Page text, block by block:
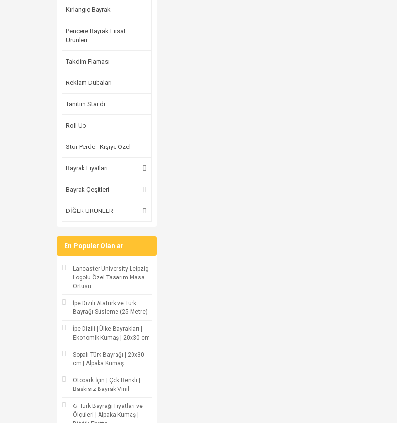
Kırlangıç Bayrak
Pencere Bayrak Fırsat
Ürünleri
Takdim Flaması
Reklam Dubaları
Tanıtım Standı
Roll Up
Stor Perde - Kişiye Özel
Bayrak Fiyatları
Bayrak Çeşitleri
DİĞER ÜRÜNLER
En Populer Olanlar
Lancaster University Leipzig
Logolu Özel Tasarım Masa
Örtüsü
İpe Dizili Atatürk ve Türk
Bayrağı Süsleme (25 Metre)
İpe Dizili | Ülke Bayrakları |
Ekonomik Kumaş | 20x30 cm
Sopalı Türk Bayrağı | 20x30
cm | Alpaka Kumaş
Otopark İçin | Çok Renkli |
Baskısız Bayrak Vinil
☪ Türk Bayrağı Fiyatları ve
Ölçüleri | Alpaka Kumaş |